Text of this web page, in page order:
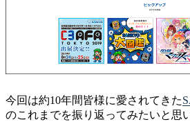
今回は約10年間皆様に愛されてきた
のこれまでを振り返ってみたいと思